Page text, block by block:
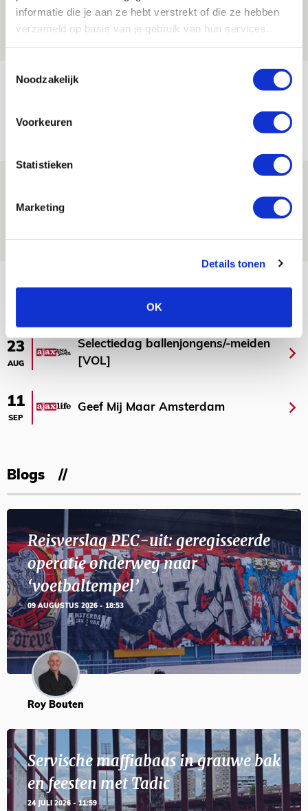
informatie die je aan ze hebt verstrekt of die ze hebben
verzameld op basis van je gebruik van hun services.
Noodzakelijk
Voorkeuren
Statistieken
Marketing
Details tonen
OK
Brandt heeft veel vertrouwen in Ajax
09 AUGUSTUS 2026 - 18:14
ik wissels erin bracht’
NIEUWS
23
AUG
Selectiedag ballenjongens/-meiden
[VOL]
11
SEP
Geef Mij Maar Amsterdam
Blogs
Reisverslag PEC-uit: geregisseerde
operatie onderweg naar
‘voetbaltempel’
09 AUGUSTUS 2026 - 18:53
Roy Bouten
Servische maffiabaas in grauwe bak
en feesten met Tadic
24 JULI 2026 - 11:59